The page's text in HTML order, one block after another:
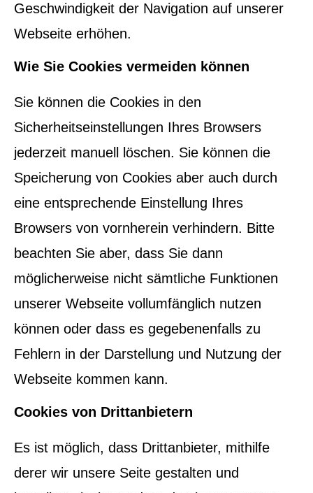
Geschwindigkeit der Navigation auf unserer
Webseite erhöhen.
Wie Sie Cookies vermeiden können
Sie können die Cookies in den
Sicherheitseinstellungen Ihres Browsers
jederzeit manuell löschen. Sie können die
Speicherung von Cookies aber auch durch
eine entsprechende Einstellung Ihres
Browsers von vornherein verhindern. Bitte
beachten Sie aber, dass Sie dann
möglicherweise nicht sämtliche Funktionen
unserer Webseite vollumfänglich nutzen
können oder dass es gegebenenfalls zu
Fehlern in der Darstellung und Nutzung der
Webseite kommen kann.
Cookies von Drittanbietern
Es ist möglich, dass Drittanbieter, mithilfe
derer wir unsere Seite gestalten und